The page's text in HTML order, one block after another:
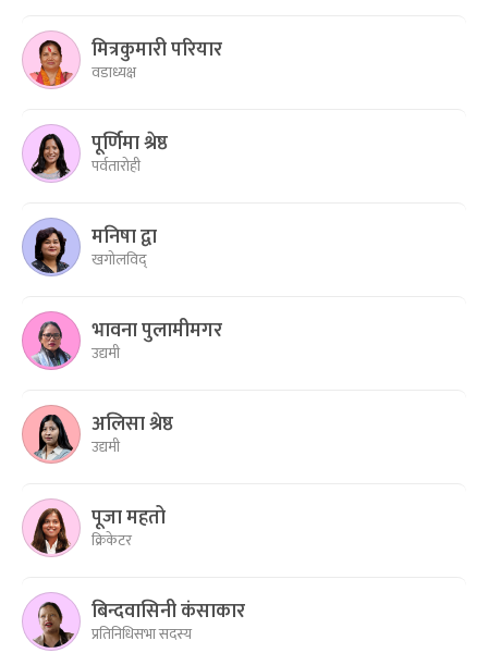
मित्रकुमारी परियार
वडाध्यक्ष
पूर्णिमा श्रेष्ठ
पर्वतारोही
मनिषा द्वा
खगोलविद्
भावना पुलामीमगर
उद्यमी
अलिसा श्रेष्ठ
उद्यमी
पूजा महतो
क्रिकेटर
बिन्दवासिनी कंसाकार
प्रतिनिधिसभा सदस्य